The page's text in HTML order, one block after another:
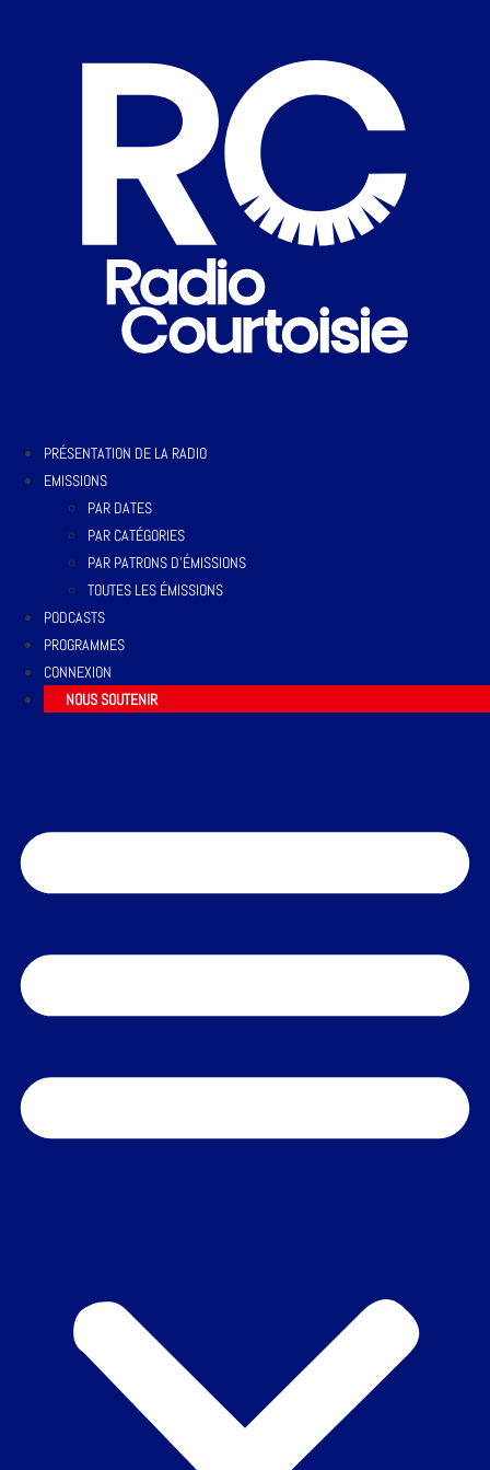
PRÉSENTATION DE LA RADIO
EMISSIONS
PAR DATES
PAR CATÉGORIES
PAR PATRONS D’ÉMISSIONS
TOUTES LES ÉMISSIONS
PODCASTS
PROGRAMMES
CONNEXION
NOUS SOUTENIR